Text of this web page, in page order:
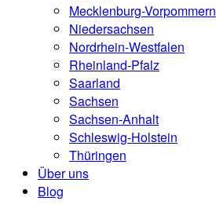
Mecklenburg-Vorpommern
Niedersachsen
Nordrhein-Westfalen
Rheinland-Pfalz
Saarland
Sachsen
Sachsen-Anhalt
Schleswig-Holstein
Thüringen
Über uns
Blog